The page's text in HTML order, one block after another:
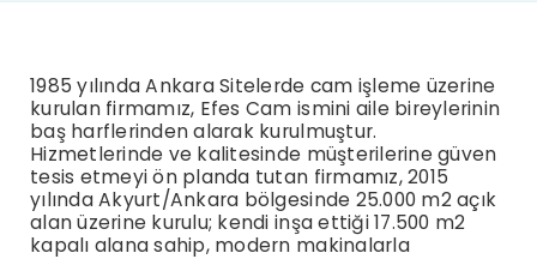
1985 yılında Ankara Sitelerde cam işleme üzerine
kurulan firmamız, Efes Cam ismini aile bireylerinin
baş harflerinden alarak kurulmuştur.
Hizmetlerinde ve kalitesinde müşterilerine güven
tesis etmeyi ön planda tutan firmamız, 2015
yılında Akyurt/Ankara bölgesinde 25.000 m2 açık
alan üzerine kurulu; kendi inşa ettiği 17.500 m2
kapalı alana sahip, modern makinalarla